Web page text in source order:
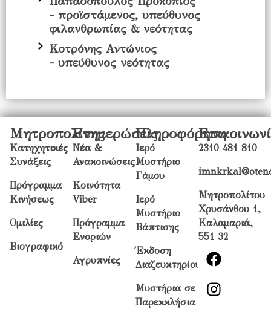
- προϊστάμενος, υπεύθυνος
φιλανθρωπίας & νεότητας
Κοτρόνης Αντώνιος
- υπεύθυνος νεότητας
Μητροπολίτης
Κατηχητικές
Συνάξεις
Πρόγραμμα
Κινήσεως
Ομιλίες
Βιογραφικό
Ενημερώσεις
Νέα &
Ανακοινώσεις
Κοινότητα
Viber
Πρόγραμμα
Ενοριών
Αγρυπνίες
Πληροφόρηση
Ιερό
Μυστήριο
Γάμου
Ιερό
Μυστήριο
Βάπτισης
Έκδοση
Διαζευκτηρίου
Μυστήρια σε
Παρεκκλήσια
2310 481 810
Μητροπολίτου
Χρυσάνθου 1,
Καλαμαριά,
551 32